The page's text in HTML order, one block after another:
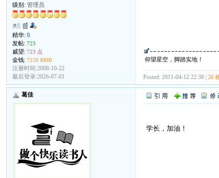
级别:管理员
精华:0
发帖:723
威望:723 点
金钱:7230 RMB
注册时间:2008-10-22
最后登录:2026-07-01
仰望星空，脚踏实地！
Posted: 2011-04-12 22:38 |26
葛佳
学长，加油！